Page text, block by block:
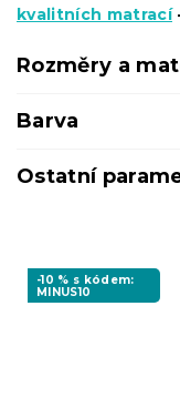
kvalitních matrací
Rozměry a
Barva
Ostatní
-10 % s kódem:
MINUS10